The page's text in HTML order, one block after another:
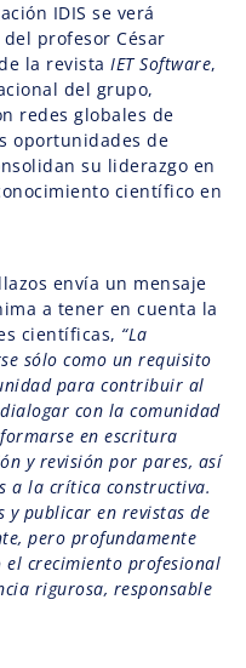
IDIS se verá
profesor César
la revista IET Software,
del grupo,
redes globales de
oportunidades de
su liderazgo en
científico en
envía un mensaje
a tener en cuenta la
científicas, “La
sólo como un requisito
para contribuir al
con la comunidad
en escritura
y revisión por pares, así
a la crítica constructiva.
publicar en revistas de
pero profundamente
crecimiento profesional
rigurosa, responsable